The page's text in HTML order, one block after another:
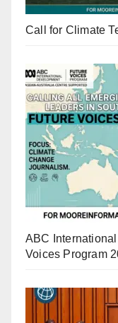
Call for Climate
ABC
Voices Program